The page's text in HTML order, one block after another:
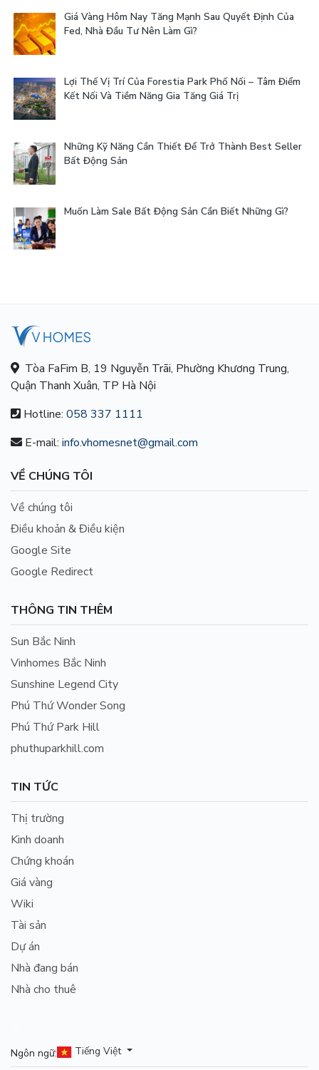
Giá Vàng Hôm Nay Tăng Mạnh Sau Quyết Định Của
Fed, Nhà Đầu Tư Nên Làm Gì?
Lợi Thế Vị Trí Của Forestia Park Phố Nối – Tâm Điểm
Kết Nối Và Tiềm Năng Gia Tăng Giá Trị
Những Kỹ Năng Cần Thiết Để Trở Thành Best Seller
Bất Động Sản
Muốn Làm Sale Bất Động Sản Cần Biết Những Gì?
Tòa FaFim B, 19 Nguyễn Trãi, Phường Khương Trung,
Quận Thanh Xuân, TP Hà Nội
Hotline: 058 337 1111
E-mail: info.vhomesnet@gmail.com
VỀ CHÚNG TÔI
Về chúng tôi
Điều khoản & Điều kiện
Google Site
Google Redirect
THÔNG TIN THÊM
Sun Bắc Ninh
Vinhomes Bắc Ninh
Sunshine Legend City
Phú Thứ Wonder Song
Phú Thứ Park Hill
phuthuparkhill.com
TIN TỨC
Thị trường
Kinh doanh
Chứng khoán
Giá vàng
Wiki
Tài sản
Dự án
Nhà đang bán
Nhà cho thuê
Ngôn ngữ: Tiếng Việt